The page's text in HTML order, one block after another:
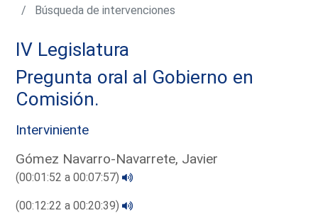
Búsqueda de intervenciones
IV Legislatura
Pregunta oral al Gobierno en
Comisión.
Interviniente
Gómez Navarro-Navarrete, Javier
(00:01:52 a 00:07:57)
(00:12:22 a 00:20:39)